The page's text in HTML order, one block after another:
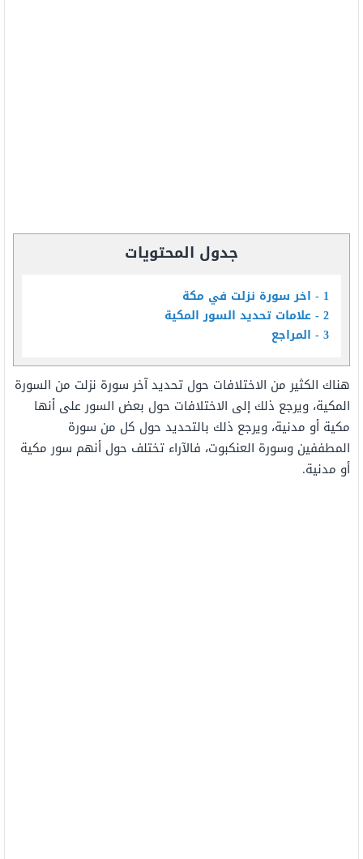
جدول المحتويات
1
اخر سورة نزلت في مكة
2 علامات تحديد السور المكية
3 المراجع
هناك الكثير من الاختلافات حول تحديد آخر سورة نزلت من السورة
المكية، ويرجع ذلك إلى الاختلافات حول بعض السور على أنها
مكية أو مدنية، ويرجع ذلك بالتحديد حول كل من سورة
المطففين وسورة العنكبوت، فالآراء تختلف حول أنهم سور مكية
أو مدنية.